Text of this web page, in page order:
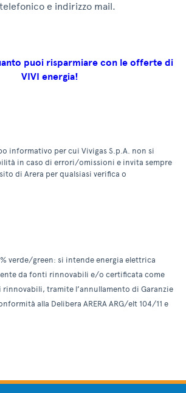
e indirizzo mail.
puoi risparmiare con le offerte di
VIVI energia!
informativo per cui Vivigas S.p.A. non si
in caso di errori/omissioni e invita sempre
di Arera per qualsiasi verifica o
verde/green: si intende energia elettrica
da fonti rinnovabili e/o certificata come
tramite l’annullamento di Garanzie
alla Delibera ARERA ARG/elt 104/11 e